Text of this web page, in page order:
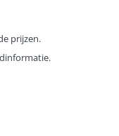
prijzen.